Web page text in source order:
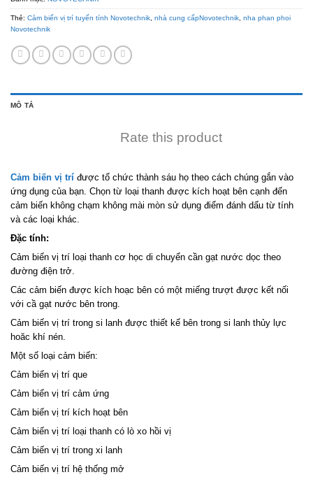
Thẻ: Cảm biến vị trí tuyến tính Novotechnik nhà cung cấpNovotechnik nha phan phoi
Novotechnik
MÔ TẢ
Rate this product
Cảm biến vị trí được tổ chức thành sáu họ theo cách chúng gắn vào
ứng dụng của bạn. Chọn từ loại thanh được kích hoạt bên cạnh đến
cảm biến không chạm không mài mòn sử dụng điểm đánh dấu từ tính
và các loại khác.
Đặc tính:
Cảm biến vị trí loại thanh cơ học di chuyển cần gạt nước dọc theo
đường điện trở.
Các cảm biến được kích hoạc bên có một miếng trượt được kết nối
với cầ gạt nước bên trong.
Cảm biến vị trí trong si lanh được thiết kế bên trong si lanh thủy lực
hoăc khí nén.
Một số loại cảm biến:
Cảm biến vị trí que
Cảm biến vị trí cảm ứng
Cảm biến vị trí kích hoạt bên
Cảm biến vị trí loại thanh có lò xo hồi vị
Cảm biến vị trí trong xi lanh
Cảm biến vị trí hệ thống mở